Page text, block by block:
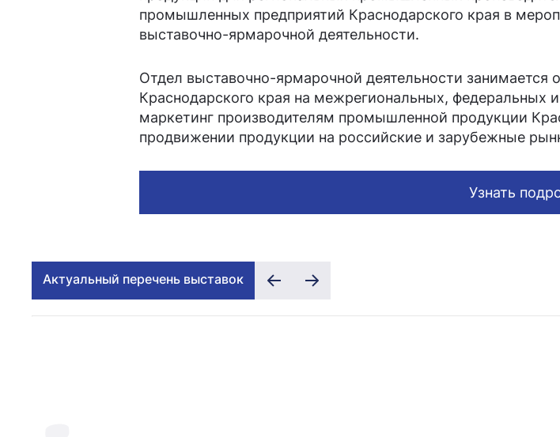
промышленных предприятий Краснодарского края в
выставочно-ярмарочной деятельности.
Отдел выставочно-ярмарочной деятельности занимается
Краснодарского края на межрегиональных,
маркетинг производителям промышленной продукции
продвижении продукции на российские и зарубежные
Узнать
Актуальный перечень выставок
0
1
2
3
4
5
6
7
0
1
2
3
4
5
6